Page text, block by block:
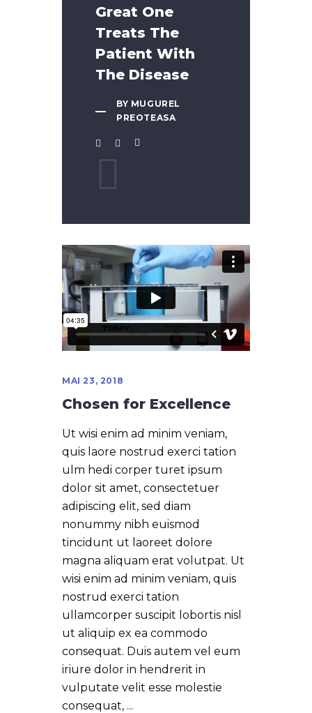
Great One
Treats The
Patient With
The Disease
BY MUGUREL
PREOTEASA
MAI 23, 2018
Chosen for Excellence
Ut wisi enim ad minim veniam,
quis laore nostrud exerci tation
ulm hedi corper turet ipsum
dolor sit amet, consectetuer
adipiscing elit, sed diam
nonummy nibh euismod
tincidunt ut laoreet dolore
magna aliquam erat volutpat. Ut
wisi enim ad minim veniam, quis
nostrud exerci tation
ullamcorper suscipit lobortis nisl
ut aliquip ex ea commodo
consequat. Duis autem vel eum
iriure dolor in hendrerit in
vulputate velit esse molestie
consequat,